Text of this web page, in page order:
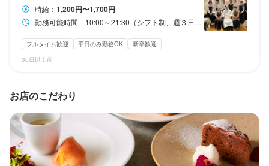
時給： 1,200円〜1,700円
勤務可能時間 10:00～21:30（シフト制、週３日～OK、1日５h～OK）
フルタイム歓迎 平日のみ勤務OK
新卒歓迎
30日以上前
お店のこだわり
収入例
時給1200円、週4日、1日5時間勤務
月々約9.6万円の収入（※月4週換算で計算した目安金額）
OK）
ランチタイムのみ勤務OK ダブルワーク・副業OK フルタイム歓迎
長期勤務歓迎
週2日からOK
週4日以上OK
固定シフト制(決まった時間・曜日に働ける)
自由シフト制(毎回、時間・曜日を選べる)
給与補足
交通費支給
収入例
時給1200円、週4日、1日5時間勤務
勤務時間
勤務可能時間　10:00～21:30（シフト制、週３日～OK、1日５h～
OK）